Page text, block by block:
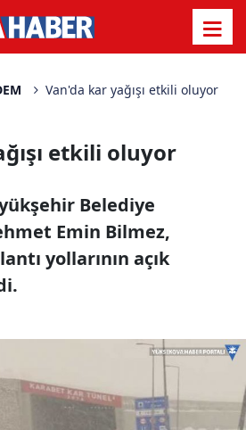
Van'da kar yağışı etkili oluyor
etkili oluyor
Belediye
Emin Bilmez,
yollarının açık